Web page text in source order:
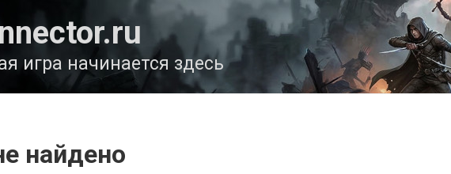
игра начинается здесь
найдено